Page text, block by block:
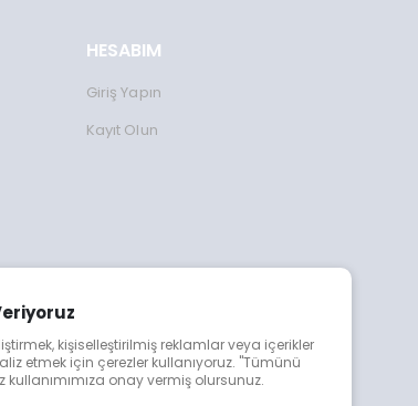
kişiselleştirilmiş reklamlar veya içerikler
etmek için çerezler kullanıyoruz. "Tümünü
kullanımımıza onay vermiş olursunuz.
HESABIM
Giriş Yapın
Kayıt Olun